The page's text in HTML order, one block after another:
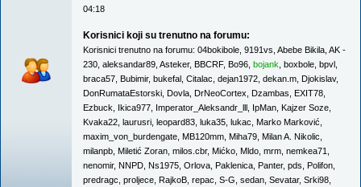
04:18
Korisnici koji su trenutno na forumu:
Korisnici trenutno na forumu: 04bokibole 9191vs Abebe Bikila AK -
230 aleksandar89 Asteker, BBCRF, Bo96 bojank boxbole bpvl
braca57 Bubimir, bukefal Citalac dejan1972 dekan.m Djokislav,
DonRumataEstorski Dovla DrNeoCortex Dzambas EXIT78
Ezbuck
Ikica977 Imperator_Aleksandr_lll IpMan Kajzer Soze
Kvaka22 laurusri leopard83 luka35 lukac Marko Marković
maxim_von_burdengate MB120mm Miha79 Milan A. Nikolic
milanpb Miletić Zoran milos.cbr, Mićko Mldo mrm nemkea71
nenomir, NNPD Ns1975 Orlova Paklenica Panter, pds Polifon
predragc proljece RajkoB repac S-G sedan Sevatar, Srki98